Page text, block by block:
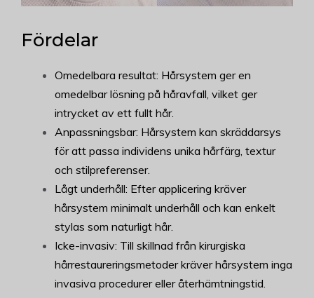
Fördelar
Omedelbara resultat: Hårsystem ger en
omedelbar lösning på håravfall, vilket ger
intrycket av ett fullt hår.
Anpassningsbar: Hårsystem kan skräddarsys
för att passa individens unika hårfärg, textur
och stilpreferenser.
Lågt underhåll: Efter applicering kräver
hårsystem minimalt underhåll och kan enkelt
stylas som naturligt hår.
Icke-invasiv: Till skillnad från kirurgiska
hårrestaureringsmetoder kräver hårsystem inga
invasiva procedurer eller återhämtningstid.